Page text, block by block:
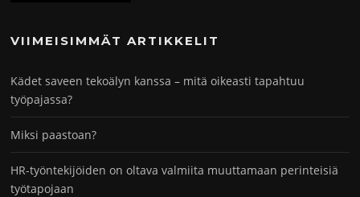
VIIMEISIMMÄT ARTIKKELIT
Kädet saveen tekoälyn kanssa – mitä oikeasti tapahtuu
työpajassa?
Miksi paastoan?
HR-työntekijöiden on oltava valmiita muuttamaan perinteisiä
työtapojaan